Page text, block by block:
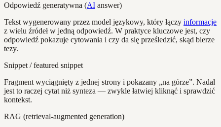
Odpowiedź generatywna (AI answer)
Tekst wygenerowany przez model językowy, który łączy informacje
z wielu źródeł w jedną odpowiedź. W praktyce kluczowe jest, czy
odpowiedź pokazuje cytowania i czy da się prześledzić, skąd bierze
tezy.
Snippet / featured snippet
Fragment wyciągnięty z jednej strony i pokazany „na górze”. Nadal
jest to raczej cytat niż synteza — zwykle łatwiej kliknąć i sprawdzić
kontekst.
RAG (retrieval-augmented generation)